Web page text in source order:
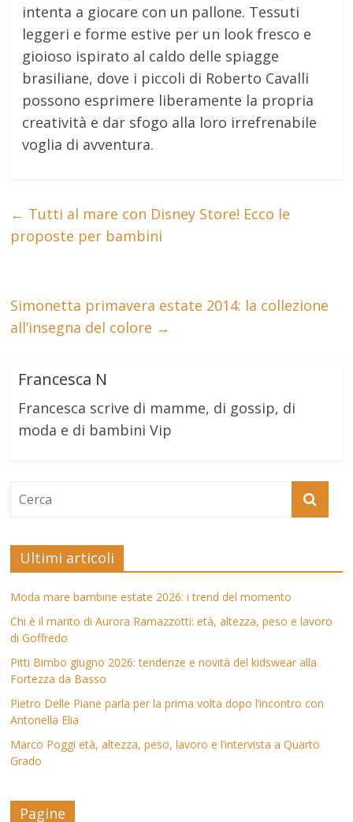
intenta a giocare con un pallone. Tessuti
leggeri e forme estive per un look fresco e
gioioso ispirato al caldo delle spiagge
brasiliane, dove i piccoli di Roberto Cavalli
possono esprimere liberamente la propria
creatività e dar sfogo alla loro irrefrenabile
voglia di avventura.
← Tutti al mare con Disney Store! Ecco le
proposte per bambini
Simonetta primavera estate 2014: la collezione
all’insegna del colore →
Francesca N
Francesca scrive di mamme, di gossip, di
moda e di bambini Vip
Ultimi articoli
Moda mare bambine estate 2026: i trend del momento
Chi è il marito di Aurora Ramazzotti: età, altezza, peso e lavoro
di Goffredo
Pitti Bimbo giugno 2026: tendenze e novità del kidswear alla
Fortezza da Basso
Pietro Delle Piane parla per la prima volta dopo l’incontro con
Antonella Elia
Marco Poggi età, altezza, peso, lavoro e l’intervista a Quarto
Grado
Pagine